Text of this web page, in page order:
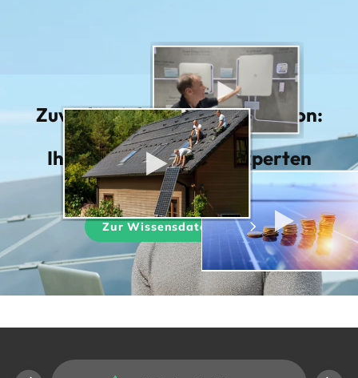
Zuverlässigkeit trifft Innovation:
Ihre PV-Lösung vom Experten
Zur Wissensdatenbank